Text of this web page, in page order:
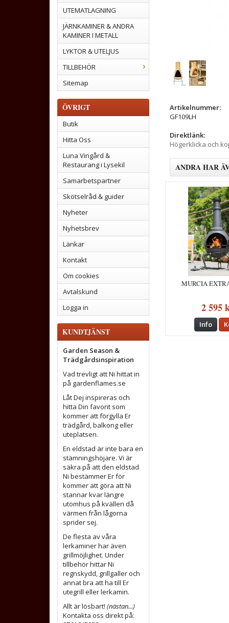
UTEMATLAGNING
JÄRNKAMINER & ANDRA
KAMINER I METALL
LYKTOR & UTELJUS
TILLBEHÖR
Sitemap
ÖVRIGT
Butik
Hitta Oss
Luna Vingård &
Restaurang i Lysekil
Samarbetspartner
Skötselråd & guider
Nyheter
Nyhetsbrev
Länkar
Kontakt
Om cookies
Avtalskund
Logga in
KUNDTJÄNST
Garden Season &
Trädgårdsinspiration
Vad trevligt att Ni hittat in
på gardenflames.se
Låt Dej inspireras och
hitta Din favorit som
kommer att förgylla Er
trädgård, balkong eller
uteplatsen.
En eldstad är inte bara en
stämningshöjare. Vi är
säkra på att den eldstad
Ni bestämmer Er för
kommer att göra att Ni
stannar kvar längre
utomhus på kvällen då
värmen från lågorna
sprider sej.
De flesta av våra
lerkaminer har även
grillmöjlighet. Under
tillbehör hittar Ni
regnskydd, grillgaller och
annat bra att ha till Er
utegrill eller lerkamin.
Allt är lösbart! (nästan...)
Kontakta oss direkt på:
Artikelnummer:
GF109LH
Direktlänk:
Högerklicka och
ANDRA HAR
MURCIA
2 595
Info